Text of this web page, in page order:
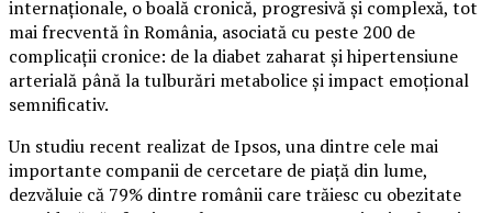
internaționale, o boală cronică, progresivă și complexă, tot
mai frecventă în România, asociată cu peste 200 de
complicații cronice: de la diabet zaharat și hipertensiune
arterială până la tulburări metabolice și impact emoțional
semnificativ.
Un studiu recent realizat de Ipsos, una dintre cele mai
importante companii de cercetare de piață din lume,
dezvăluie că 79% dintre românii care trăiesc cu obezitate